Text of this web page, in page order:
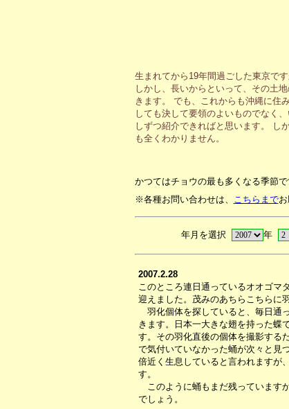
生まれてから19年間過ごした東京で
しかし、長いからといって、その土
きます。 でも、これからも沖縄に住
しても決して要領のよいものでなく
しずつ紹介できればと思います。 し
も全くわかりません。
かつてはチョウの最も多くなる季節
※各種お問い合わせは、 こちらまでお
年月を選択 年
2007.2.28
このところ連日通っているオオゴマ
迎えました。茂みのあちらこちらに
羽化個体を探していると、毎日通
きます。日本一大きな翅を持った蝶
す。その羽化直後の個体を撮影する
で気付いていなかった蛹が次々と見
倍近く生息していると言われますが
す。
このように蛹もまだ残っています
でしょう。